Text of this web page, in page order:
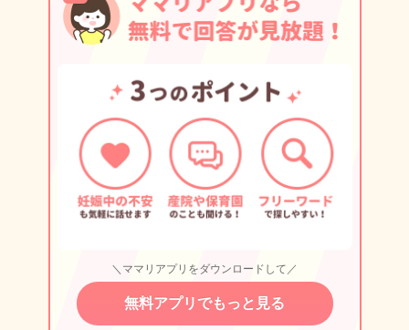
＼ママリアプリをダウンロードして／
無料アプリでもっと見る